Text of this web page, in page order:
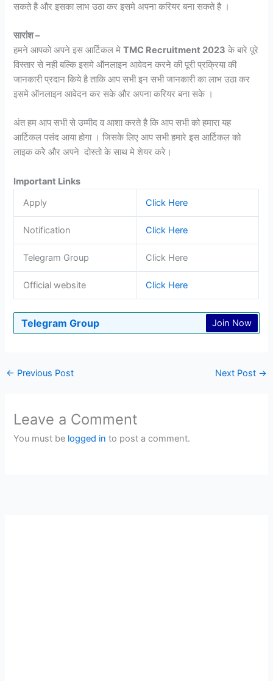
सकते है और इसका लाभ उठा कर इसमे अपना करियर बना सकते है ।
सारांश –
हमने आपको अपने इस आर्टिकल मेTMC Recruitment 2023 के बारे पूरे
विस्तार से नही बल्कि इसमे ऑनलाइन आवेदन करने की पूरी प्रक्रिया की
जानकारी प्रदान किये है ताकि आप सभी इन सभी जानकारी का लाभ उठा कर
इसमे ऑनलाइन आवेदन कर सके और अपना करियर बना सके ।
अंत हम आप सभी से उम्मीद व आशा करते है कि आप सभी को हमारा यह
आर्टिकल पसंद आया होगा । जिसके लिए आप सभी हमारे इस आर्टिकल को
लाइक करेे और अपने दोस्तो के साथ मे शेयर करे।
Important Links
Apply
Click Here
Notification Click Here
Telegram Group Click Here
Official website Click Here
Telegram Group Join Now
← Previous Post Next Post →
Leave a Comment
You must be logged in to post a comment.